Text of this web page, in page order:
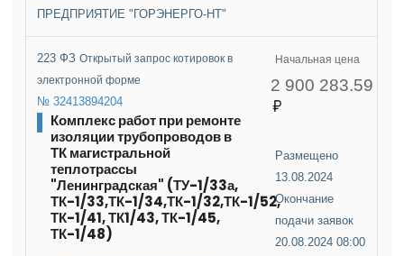
ПРЕДПРИЯТИЕ "ГОРЭНЕРГО-НТ"
223 ФЗОткрытый запрос котировок в
электронной форме
№ 32413894204
Комплекс работ при ремонте
изоляции трубопроводов в
ТК магистральной
теплотрассы
"Ленинградская" (ТУ-1/33а,
ТК-1/33,ТК-1/34,ТК-1/32,ТК-1/52,
ТК-1/41, ТК1/43, ТК-1/45,
ТК-1/48)
Начальная цена
2 900 283.59
Размещено
13.08.2024
Окончание
подачи заявок
20.08.2024 08:00